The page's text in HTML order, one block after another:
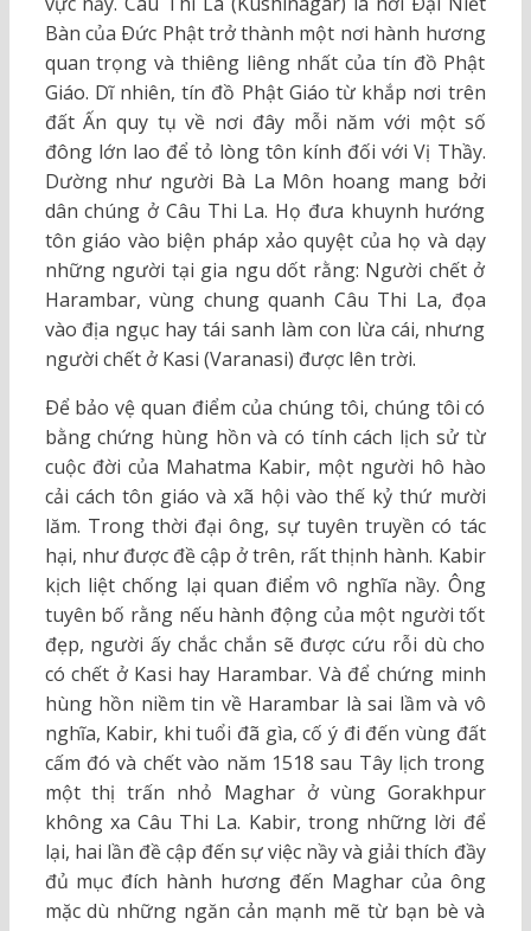
Bàn của Ðức Phật trở thành một nơi hành hương
quan trọng và thiêng liêng nhất của tín đồ Phật
Giáo. Dĩ nhiên, tín đồ Phật Giáo từ khắp nơi trên
đất Ấn quy tụ về nơi đây mỗi năm với một số
đông lớn lao để tỏ lòng tôn kính đối với Vị Thầy.
Dường như người Bà La Môn hoang mang bởi
dân chúng ở Câu Thi La. Họ đưa khuynh hướng
tôn giáo vào biện pháp xảo quyệt của họ và dạy
những người tại gia ngu dốt rằng: Người chết ở
Harambar, vùng chung quanh Câu Thi La, đọa
vào địa ngục hay tái sanh làm con lừa cái, nhưng
người chết ở Kasi (Varanasi) được lên trời.
Ðể bảo vệ quan điểm của chúng tôi, chúng tôi có
bằng chứng hùng hồn và có tính cách lịch sử từ
cuộc đời của Mahatma Kabir, một người hô hào
cải cách tôn giáo và xã hội vào thế kỷ thứ mười
lăm. Trong thời đại ông, sự tuyên truyền có tác
hại, như được đề cập ở trên, rất thịnh hành. Kabir
kịch liệt chống lại quan điểm vô nghĩa nầy. Ông
tuyên bố rằng nếu hành động của một người tốt
đẹp, người ấy chắc chắn sẽ được cứu rỗi dù cho
có chết ở Kasi hay Harambar. Và để chứng minh
hùng hồn niềm tin về Harambar là sai lầm và vô
nghĩa, Kabir, khi tuổi đã gìa, cố ý đi đến vùng đất
cấm đó và chết vào năm 1518 sau Tây lịch trong
một thị trấn nhỏ Maghar ở vùng Gorakhpur
không xa Câu Thi La. Kabir, trong những lời để
lại, hai lần đề cập đến sự việc nầy và giải thích đầy
đủ mục đích hành hương đến Maghar của ông
mặc dù những ngăn cản mạnh mẽ từ bạn bè và